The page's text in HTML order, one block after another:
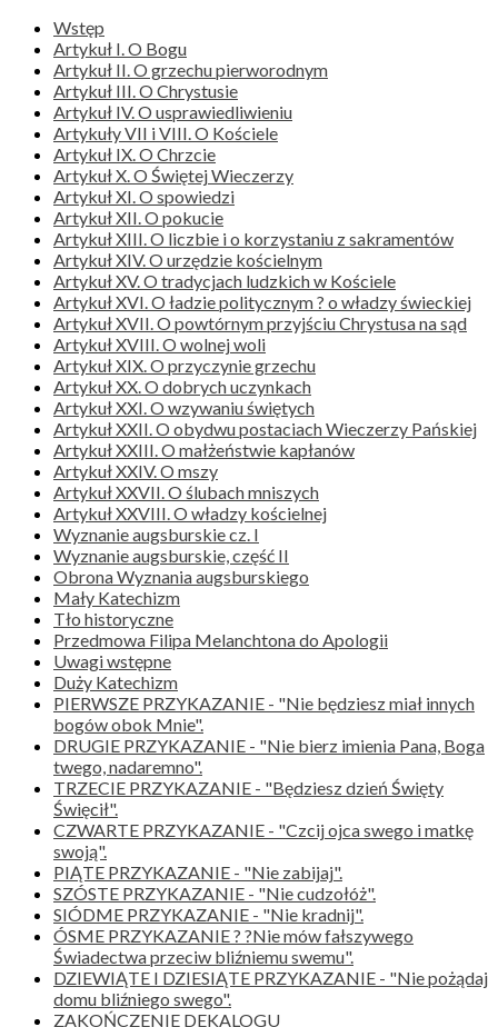
Wstęp
Artykuł I. O Bogu
Artykuł II. O grzechu pierworodnym
Artykuł III. O Chrystusie
Artykuł IV. O usprawiedliwieniu
Artykuły VII i VIII. O Kościele
Artykuł IX. O Chrzcie
Artykuł X. O Świętej Wieczerzy
Artykuł XI. O spowiedzi
Artykuł XII. O pokucie
Artykuł XIII. O liczbie i o korzystaniu z sakramentów
Artykuł XIV. O urzędzie kościelnym
Artykuł XV. O tradycjach ludzkich w Kościele
Artykuł XVI. O ładzie politycznym ? o władzy świeckiej
Artykuł XVII. O powtórnym przyjściu Chrystusa na sąd
Artykuł XVIII. O wolnej woli
Artykuł XIX. O przyczynie grzechu
Artykuł XX. O dobrych uczynkach
Artykuł XXI. O wzywaniu świętych
Artykuł XXII. O obydwu postaciach Wieczerzy Pańskiej
Artykuł XXIII. O małżeństwie kapłanów
Artykuł XXIV. O mszy
Artykuł XXVII. O ślubach mniszych
Artykuł XXVIII. O władzy kościelnej
Wyznanie augsburskie cz. I
Wyznanie augsburskie, część II
Obrona Wyznania augsburskiego
Mały Katechizm
Tło historyczne
Przedmowa Filipa Melanchtona do Apologii
Uwagi wstępne
Duży Katechizm
PIERWSZE PRZYKAZANIE - "Nie będziesz miał innych
bogów obok Mnie".
DRUGIE PRZYKAZANIE - "Nie bierz imienia Pana, Boga
twego, nadaremno".
TRZECIE PRZYKAZANIE - "Będziesz dzień Święty
Święcił".
CZWARTE PRZYKAZANIE - "Czcij ojca swego i matkę
swoją".
PIĄTE PRZYKAZANIE - "Nie zabijaj".
SZÓSTE PRZYKAZANIE - "Nie cudzołóż".
SIÓDME PRZYKAZANIE - "Nie kradnij".
ÓSME PRZYKAZANIE ? ?Nie mów fałszywego
Świadectwa przeciw bliźniemu swemu".
DZIEWIĄTE I DZIESIĄTE PRZYKAZANIE - "Nie pożądaj
domu bliźniego swego".
ZAKOŃCZENIE DEKALOGU